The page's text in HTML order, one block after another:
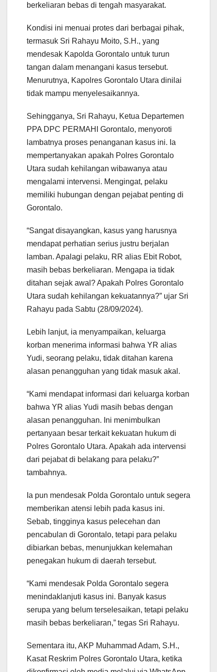
berkeliaran bebas di tengah masyarakat.
Kondisi ini menuai protes dari berbagai pihak,
termasuk Sri Rahayu Moito, S.H., yang
mendesak Kapolda Gorontalo untuk turun
tangan dalam menangani kasus tersebut.
Menurutnya, Kapolres Gorontalo Utara dinilai
tidak mampu menyelesaikannya.
Sehingganya, Sri Rahayu, Ketua Departemen
PPA DPC PERMAHI Gorontalo, menyoroti
lambatnya proses penanganan kasus ini. Ia
mempertanyakan apakah Polres Gorontalo
Utara sudah kehilangan wibawanya atau
mengalami intervensi. Mengingat, pelaku
memiliki hubungan dengan pejabat penting di
Gorontalo.
“Sangat disayangkan, kasus yang harusnya
mendapat perhatian serius justru berjalan
lamban. Apalagi pelaku, RR alias Ebit Robot,
masih bebas berkeliaran. Mengapa ia tidak
ditahan sejak awal? Apakah Polres Gorontalo
Utara sudah kehilangan kekuatannya?” ujar Sri
Rahayu pada Sabtu (28/09/2024).
Lebih lanjut, ia menyampaikan, keluarga
korban menerima informasi bahwa YR alias
Yudi, seorang pelaku, tidak ditahan karena
alasan penangguhan yang tidak masuk akal.
“Kami mendapat informasi dari keluarga korban
bahwa YR alias Yudi masih bebas dengan
alasan penangguhan. Ini menimbulkan
pertanyaan besar terkait kekuatan hukum di
Polres Gorontalo Utara. Apakah ada intervensi
dari pejabat di belakang para pelaku?”
tambahnya.
Ia pun mendesak Polda Gorontalo untuk segera
memberikan atensi lebih pada kasus ini.
Sebab, tingginya kasus pelecehan dan
pencabulan di Gorontalo, tetapi para pelaku
dibiarkan bebas, menunjukkan kelemahan
penegakan hukum di daerah tersebut.
“Kami mendesak Polda Gorontalo segera
menindaklanjuti kasus ini. Banyak kasus
serupa yang belum terselesaikan, tetapi pelaku
masih bebas berkeliaran,” tegas Sri Rahayu.
Sementara itu, AKP Muhammad Adam, S.H.,
Kasat Reskrim Polres Gorontalo Utara, ketika